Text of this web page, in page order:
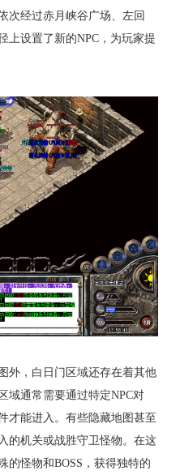
次经过赤月峡谷广场、左回
上设置了新的NPC，为玩家提
外，白日门区域还存在着其他
域通常需要通过特定NPC对
才能进入。有些隐藏地图甚至
的机关或战胜守卫怪物。在这
的怪物和BOSS，获得独特的